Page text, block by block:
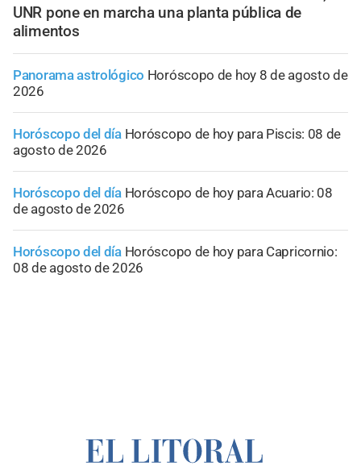
UNR pone en marcha una planta pública de
alimentos
Panorama astrológico Horóscopo de hoy 8 de agosto de
2026
Horóscopo del día Horóscopo de hoy para Piscis: 08 de
agosto de 2026
Horóscopo del día Horóscopo de hoy para Acuario: 08
de agosto de 2026
Horóscopo del día Horóscopo de hoy para Capricornio:
08 de agosto de 2026